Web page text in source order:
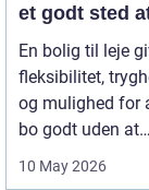
et godt sted
bo
En bolig til leje
fleksibilitet,
og mulighed for
bo godt uden at
10 May 2026